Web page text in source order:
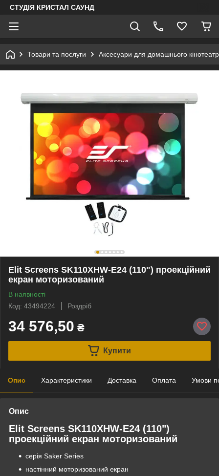
СТУДІЯ КРИСТАЛ САУНД
Товари та послуги Аксесуари для домашнього
Elit Screens SK110XHW-E24 (110") проекційний
екран моторизований
В наявності
Код: 43494224
Роздріб
34 576,50 ₴
Купити
Опис Характеристики Доставка Оплата Умови
Опис
Elit Screens SK110XHW-E24 (110")
проекційний екран моторизований
серія Saker Series
настінний моторизований екран